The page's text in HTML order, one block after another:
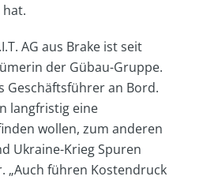
AG aus Brake ist seit
der Gübau-Gruppe.
Geschäftsführer an Bord.
langfristig eine
wollen, zum anderen
Ukraine-Krieg Spuren
„Auch führen Kostendruck